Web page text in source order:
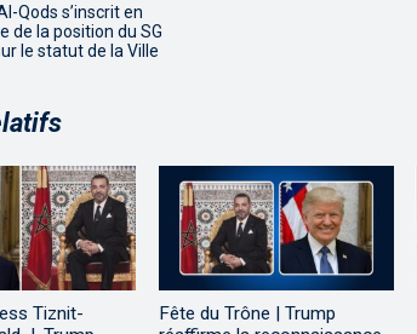
Qods s’inscrit en
de la position du SG
le statut de la Ville
Tiznit-
Fête du Trône | Trump